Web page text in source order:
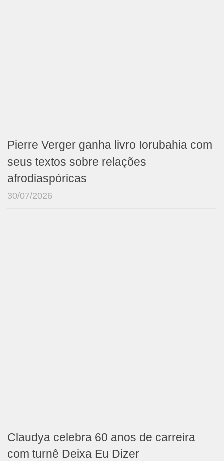
Pierre Verger ganha livro Iorubahia com
seus textos sobre relações
afrodiaspóricas
30/07/2026
Claudya celebra 60 anos de carreira
com turnê Deixa Eu Dizer